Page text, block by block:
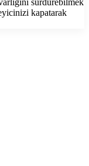
kapatarak